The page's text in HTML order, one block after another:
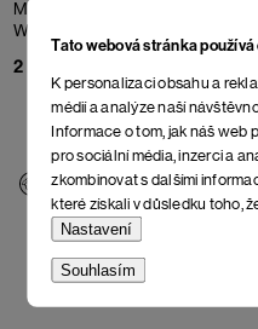
Tato webová stránka
K personalizaci obsahu a
médií a analýze naší
Informace o tom, jak náš web
pro sociální média, inzerci a
zkombinovat s dalšími
které získali v důsledku toho,
Nastavení
Souhlasím
Merino triko Wanaka
Wing Teal
2 098 Kč